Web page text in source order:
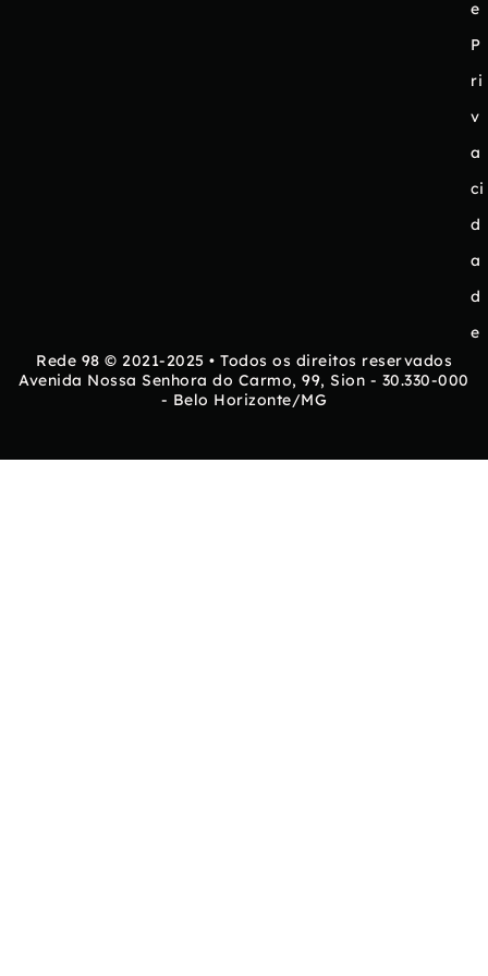
e
P
ri
v
a
ci
d
a
d
e
Rede 98 © 2021-2025 • Todos os direitos reservados
Avenida Nossa Senhora do Carmo, 99, Sion - 30.330-000
- Belo Horizonte/MG